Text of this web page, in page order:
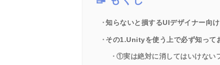
知らないと損するUIデザイナー向
その1.Unityを使う上で必ず知って
①実は絶対に消してはいけない